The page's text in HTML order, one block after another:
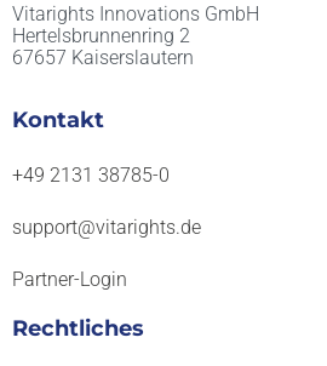
Vitarights Innovations GmbH
Hertelsbrunnenring 2
67657 Kaiserslautern
Kontakt
+49 2131 38785-0
support@vitarights.de
Partner-Login
Rechtliches